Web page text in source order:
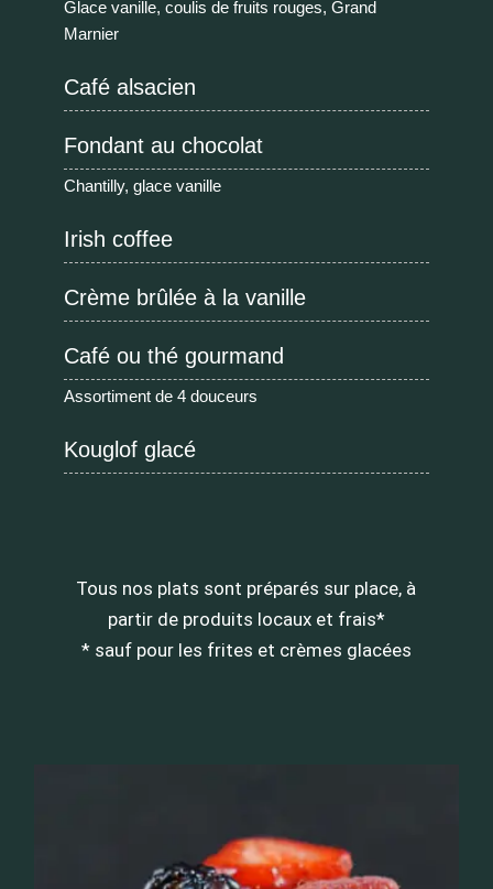
Glace vanille, coulis de fruits rouges, Grand
Marnier
Café alsacien
Fondant au chocolat
Chantilly, glace vanille
Irish coffee
Crème brûlée à la vanille
Café ou thé gourmand
Assortiment de 4 douceurs
Kouglof glacé
Tous nos plats sont préparés sur place, à
partir de produits locaux et frais*
* sauf pour les frites et crèmes glacées